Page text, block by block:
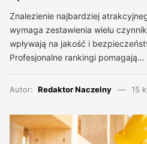
Znalezienie najbardziej
wymaga zestawienia wielu
wpływają na jakość i
Profesjonalne rankingi pomagają…
Autor: Redaktor Naczelny 15